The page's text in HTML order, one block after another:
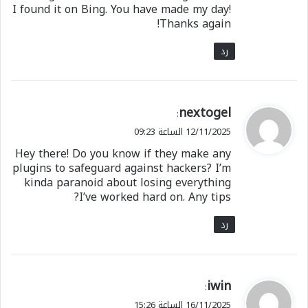
I found it on Bing. You have made my day!
Thanks again!
رد
ي
ق
ل
nextogel
:
12/11/2025 الساعة 09:23
Hey there! Do you know if they make any
plugins to safeguard against hackers? I’m
kinda paranoid about losing everything
I’ve worked hard on. Any tips?
رد
ي
ق
iwin
: